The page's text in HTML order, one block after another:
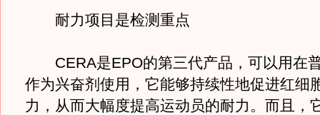
耐力项目是检测重点
CERA是EPO的第三代产品，可以用在
作为兴奋剂使用，它能够持续性地促进红细
力，从而大幅度提高运动员的耐力。而且，